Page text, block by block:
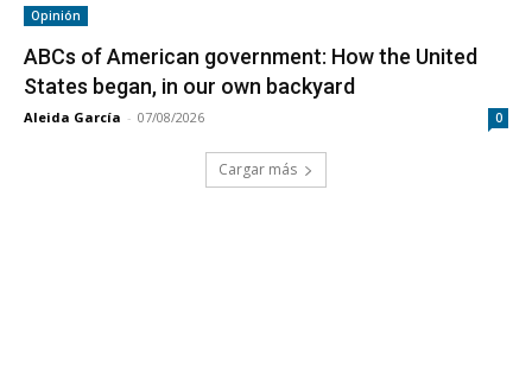
Opinión
ABCs of American government: How the United
States began, in our own backyard
Aleida García - 07/08/2026 0
Cargar más